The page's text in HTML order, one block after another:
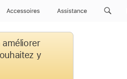
Accessoires Assistance
améliorer
y